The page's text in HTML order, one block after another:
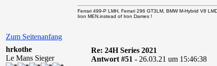
Zum Seitenanfang
Ferrari 499-P LMH, Ferrari 296 GT3LM, BMW M-Hybrid V8
Iron MEN.instead of Iron Dames !
hrkothe
Le Mans Sieger
Re: 24H Series 2021
Antwort #51 - 26.03.21 um 15:46:38